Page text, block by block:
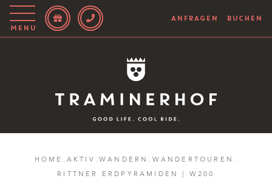
Story
Hotel
Rooms
Bike
Menu
ANFRAGEN BUCHEN
HOME . AKTIV . WANDERN . WANDERTOUREN .
RITTNER ERDPYRAMIDEN | W200